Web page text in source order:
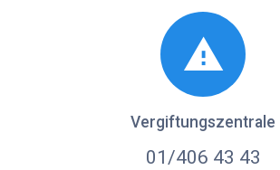
Vergiftungszentrale
01/406 43 43